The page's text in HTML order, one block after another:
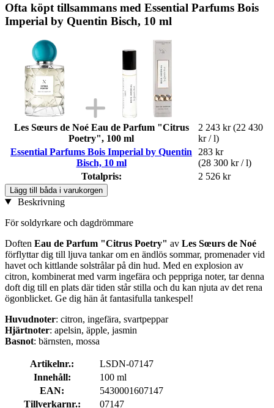
Ofta köpt tillsammans med Essential Parfums Bois
Imperial by Quentin Bisch, 10 ml
Les Sœurs de Noé Eau de Parfum "Citrus
Poetry", 100 ml
2 243 kr (22 430
kr / l)
Essential Parfums Bois Imperial by Quentin
Bisch, 10 ml
283 kr
(28 300 kr / l)
Totalpris:
2 526 kr
Lägg till båda i varukorgen
Beskrivning
För soldyrkare och dagdrömmare
Doften Eau de Parfum "Citrus Poetry" av Les Sœurs de Noé
förflyttar dig till ljuva tankar om en ändlös sommar, promenader vid
havet och kittlande solstrålar på din hud. Med en explosion av
citron, kombinerat med varm ingefära och peppriga noter, tar denna
doft dig till en plats där tiden står stilla och du kan njuta av det rena
ögonblicket. Ge dig hän åt fantasifulla tankespel!
Huvudnoter: citron, ingefära, svartpeppar
Hjärtnoter: apelsin, äpple, jasmin
Basnot: bärnsten, mossa
Artikelnr.:
LSDN-07147
Innehåll:
100 ml
EAN:
5430001607147
Tillverkarnr.:
07147